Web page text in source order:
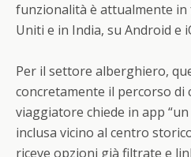
funzionalità è attualmente in
Uniti e in India, su Android e
Per il settore alberghiero,
concretamente il percorso di
viaggiatore chiede in app
inclusa vicino al centro
riceve opzioni già filtrate e